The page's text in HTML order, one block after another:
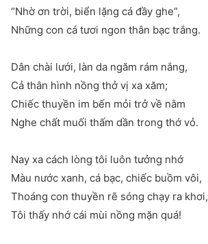
“Nhờ ơn trời, biển lặng cá đầy ghe”,
Những con cá tươi ngon thân bạc trắng.
Dân chài lưới, làn da ngăm rám nắng,
Cả thân hình nồng thở vị xa xăm;
Chiếc thuyền im bến mỏi trở về nằm
Nghe chất muối thấm dần trong thớ vỏ.
Nay xa cách lòng tôi luôn tưởng nhớ
Màu nước xanh, cá bạc, chiếc buồm vôi,
Thoáng con thuyền rẽ sóng chạy ra khơi,
Tôi thấy nhớ cái mùi nồng mặn quá!